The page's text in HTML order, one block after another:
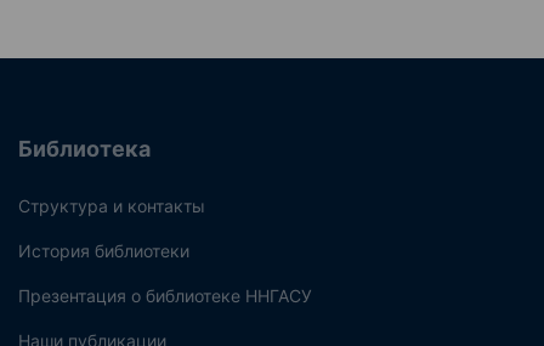
Библиотека
Структура и контакты
История библиотеки
Презентация о библиотеке ННГАСУ
Наши публикации